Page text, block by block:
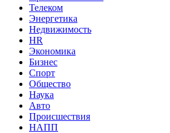
Телеком
Энергетика
Недвижимость
HR
Экономика
Бизнес
Спорт
Общество
Наука
Авто
Происшествия
НАПП